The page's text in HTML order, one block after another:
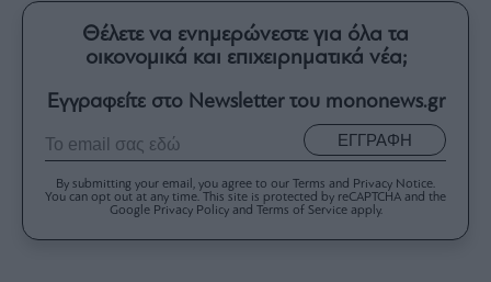
Θέλετε να ενημερώνεστε για όλα τα
οικονομικά και επιχειρηματικά νέα;
Εγγραφείτε στο Newsletter του mononews.gr
ΕΓΓΡΑΦΗ
By submitting your email, you agree to our Terms and Privacy Notice.
You can opt out at any time. This site is protected by reCAPTCHA and the
Google Privacy Policy and Terms of Service apply.